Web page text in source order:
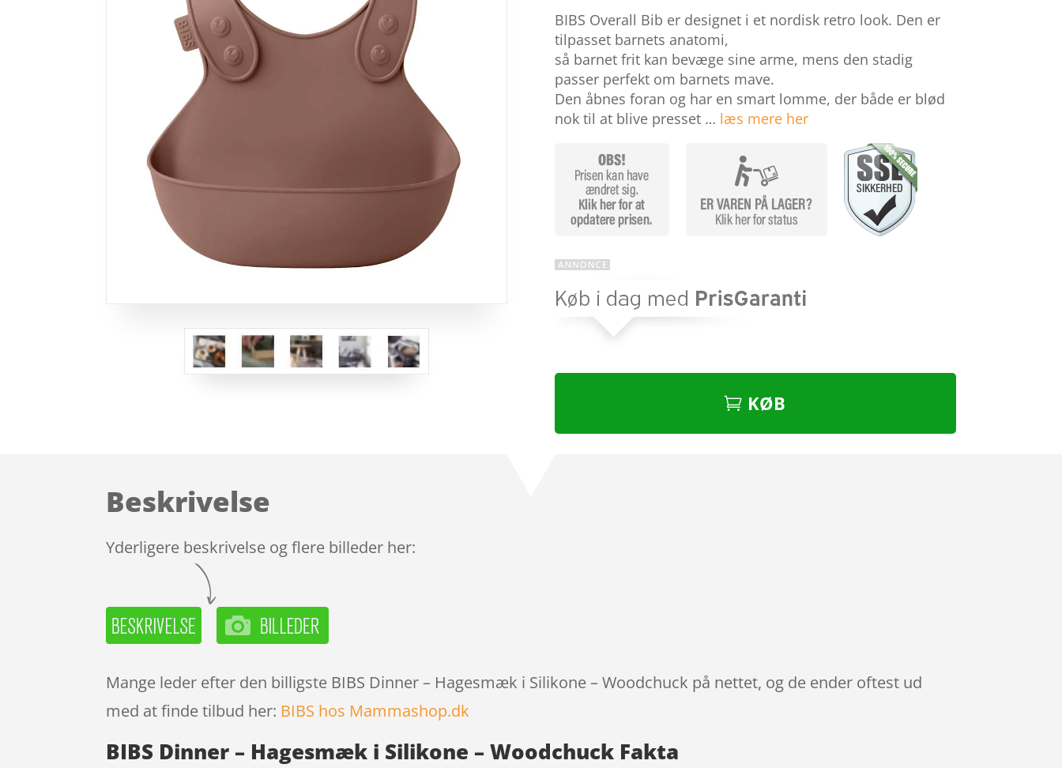
ud af 5
baseret
på
kundebed
r
BIBS Overall Bib er designet i et nordisk retro look. Den er
tilpasset barnets anatomi,
så barnet frit kan bevæge sine arme, mens den stadig
passer perfekt om barnets mave.
Den åbnes foran og har en smart lomme, der både er blød
nok til at blive presset … læs mere her
KØB
Beskrivelse
Yderligere beskrivelse og flere billeder her:
Mange leder efter den billigste BIBS Dinner – Hagesmæk i Silikone – Woodchuck på nettet, og de ender oftest ud
med at finde tilbud her: BIBS hos Mammashop.dk
BIBS Dinner – Hagesmæk i Silikone – Woodchuck Fakta